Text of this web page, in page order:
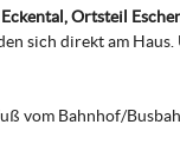
Ortsteil
sich direkt am Haus.
vom Bahnhof/